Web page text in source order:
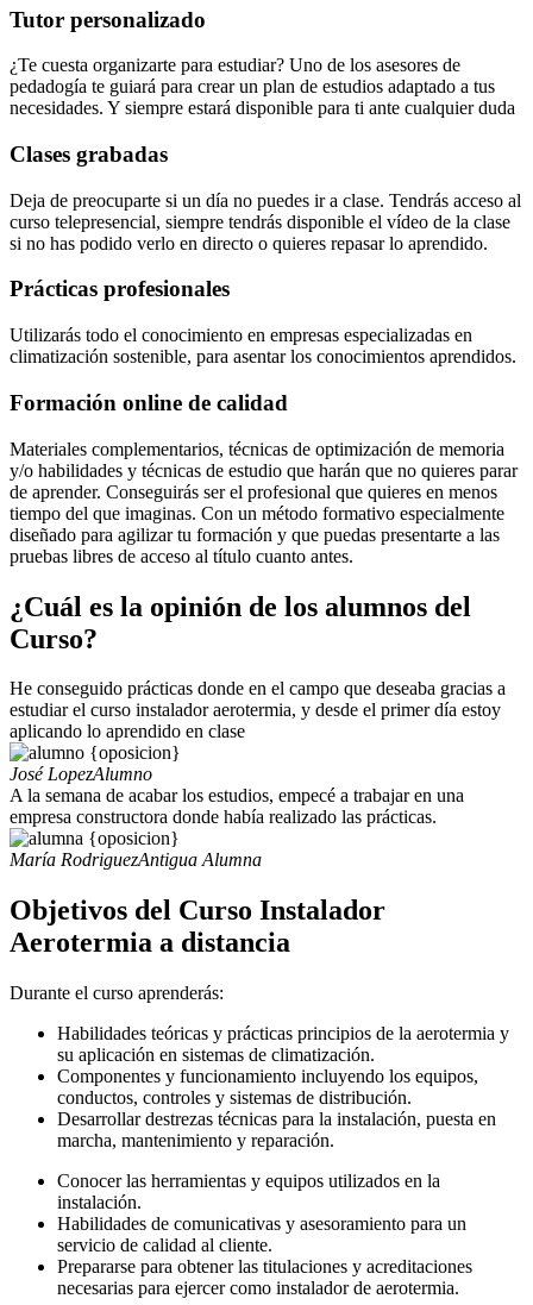
Tutor personalizado
¿Te cuesta organizarte para estudiar? Uno de los asesores de
pedadogía te guiará para crear un plan de estudios adaptado a tus
necesidades. Y siempre estará disponible para ti ante cualquier duda
Clases grabadas
Deja de preocuparte si un día no puedes ir a clase. Tendrás acceso al
curso telepresencial, siempre tendrás disponible el vídeo de la clase
si no has podido verlo en directo o quieres repasar lo aprendido.
Prácticas profesionales
Utilizarás todo el conocimiento en empresas especializadas en
climatización sostenible, para asentar los conocimientos aprendidos.
Formación online de calidad
Materiales complementarios, técnicas de optimización de memoria
y/o habilidades y técnicas de estudio que harán que no quieres parar
de aprender. Conseguirás ser el profesional que quieres en menos
tiempo del que imaginas. Con un método formativo especialmente
diseñado para agilizar tu formación y que puedas presentarte a las
pruebas libres de acceso al título cuanto antes.
¿Cuál es la opinión de los alumnos del
Curso?
He conseguido prácticas donde en el campo que deseaba gracias a
estudiar el curso instalador aerotermia, y desde el primer día estoy
aplicando lo aprendido en clase
José LopezAlumno
A la semana de acabar los estudios, empecé a trabajar en una
empresa constructora donde había realizado las prácticas.
María RodriguezAntigua Alumna
Objetivos del Curso Instalador
Aerotermia a distancia
Durante el curso aprenderás:
Habilidades teóricas y prácticas principios de la aerotermia y
su aplicación en sistemas de climatización.
Componentes y funcionamiento incluyendo los equipos,
conductos, controles y sistemas de distribución.
Desarrollar destrezas técnicas para la instalación, puesta en
marcha, mantenimiento y reparación.
Conocer las herramientas y equipos utilizados en la
instalación.
Habilidades de comunicativas y asesoramiento para un
servicio de calidad al cliente.
Prepararse para obtener las titulaciones y acreditaciones
necesarias para ejercer como instalador de aerotermia.